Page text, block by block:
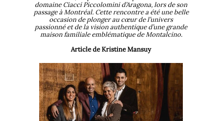
domaine Ciacci Piccolomini d’Aragona, lors de son
passage à Montréal. Cette rencontre a été une belle
occasion de plonger au cœur de l’univers
passionné et de la vision authentique d’une grande
maison familiale emblématique de Montalcino.
Article de Kristine Mansuy